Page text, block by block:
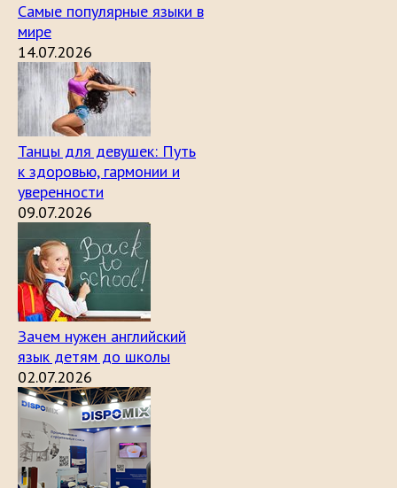
Самые популярные языки в
мире
14.07.2026
Танцы для девушек: Путь
к здоровью, гармонии и
уверенности
09.07.2026
Зачем нужен английский
язык детям до школы
02.07.2026